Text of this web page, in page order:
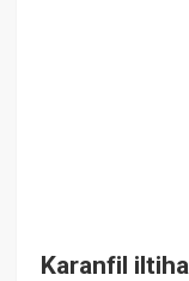
Karanfil